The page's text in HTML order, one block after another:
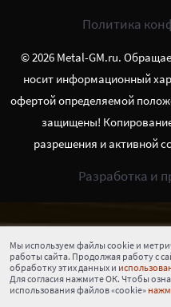
Политика
© 2026 Metal-GM.ru.
носит информационный
офертой определяемой
защищены!
разрешения и активной
Разработка и
Мы используем файлы cookie и
работы сайта. Продолжая работу с
обработку этих данных и
Для согласия нажмите ОК. Чтобы
использования файлов «cookie»